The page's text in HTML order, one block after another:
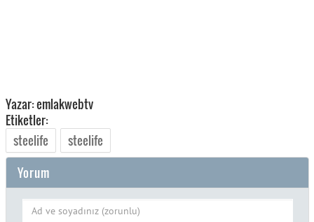
Yazar: emlakwebtv
Etiketler:
steelife
steelife
Yorum